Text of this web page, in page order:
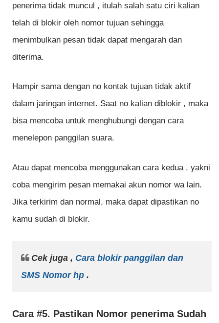
penerima tidak muncul , itulah salah satu ciri kalian
telah di blokir oleh nomor tujuan sehingga
menimbulkan pesan tidak dapat mengarah dan
diterima.
Hampir sama dengan no kontak tujuan tidak aktif
dalam jaringan internet. Saat no kalian diblokir , maka
bisa mencoba untuk menghubungi dengan cara
menelepon panggilan suara.
Atau dapat mencoba menggunakan cara kedua , yakni
coba mengirim pesan memakai akun nomor wa lain.
Jika terkirim dan normal, maka dapat dipastikan no
kamu sudah di blokir.
Cek juga , Cara blokir panggilan dan
SMS Nomor hp .
Cara #5. Pastikan Nomor penerima Sudah